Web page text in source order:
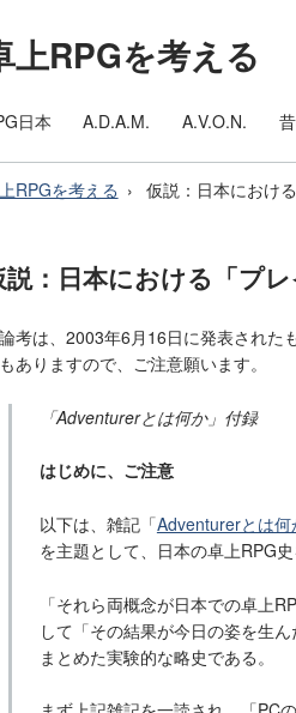
上RPGを考える
日本 A.D.A.M. A.V.O.N.
RPGを考える 仮説：日本におけ
説：日本における「プ
考は、2003年6月16日に発表された
ありますので、ご注意願います。
「Adventurerとは何か」付録
はじめに、ご注意
以下は、雑記「Adventurerとは何
を主題として、日本の卓上RPG史
「それら両概念が日本での卓上
して「その結果が今日の姿を生
まとめた実験的な略史である。